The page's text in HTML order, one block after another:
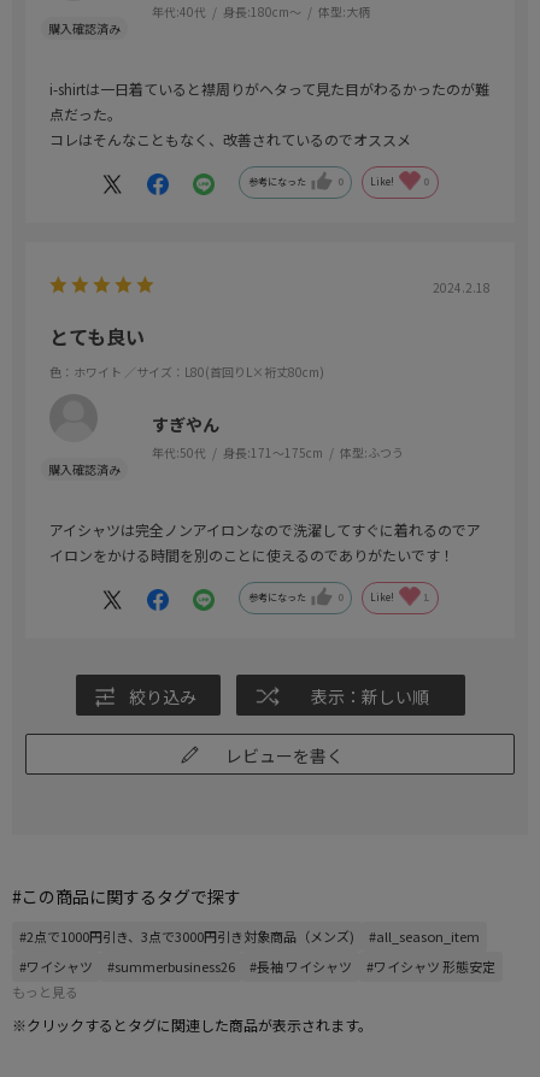
年代:40代 身長:180cm～ 体型:大柄
i-shirtは一日着ていると襟周りがヘタって見た目がわるかったのが難
点だった。
コレはそんなこともなく、改善されているのでオススメ
参考になった 0 Like! 0
2024.2.18
とても良い
色：ホワイト ／サイズ：L80(首回りL×裄丈80cm)
すぎやん
年代:50代 身長:171～175cm 体型:ふつう
アイシャツは完全ノンアイロンなので洗濯してすぐに着れるのでア
イロンをかける時間を別のことに使えるのでありがたいです！
参考になった 0 Like! 1
絞り込み 表示：新しい順
レビューを書く
#この商品に関するタグで探す
#2点で1000円引き、3点で3000円引き対象商品（メンズ)
#all_season_item
#ワイシャツ
#summerbusiness26 #長袖 ワイシャツ
#ワイシャツ 形態安定
もっと見る
※クリックするとタグに関連した商品が表示されます。